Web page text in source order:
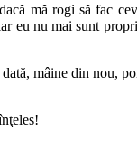
mă rogi să fac
eu nu mai sunt
mâine din nou,